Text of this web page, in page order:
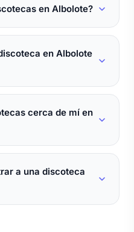
en Albolote?
en Albolote
cerca de mí en
a una discoteca